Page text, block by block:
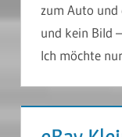
zum Auto und
und kein Bild
Ich möchte